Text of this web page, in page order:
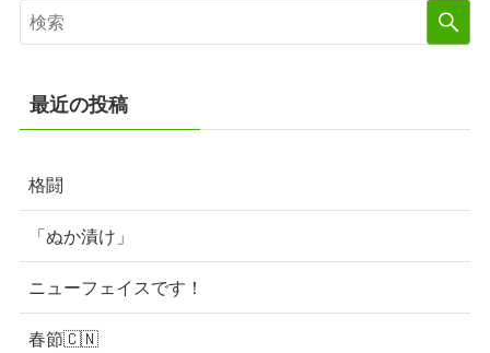
最近の投稿
格闘
「ぬか漬け」
ニューフェイスです！
春節🇨🇳